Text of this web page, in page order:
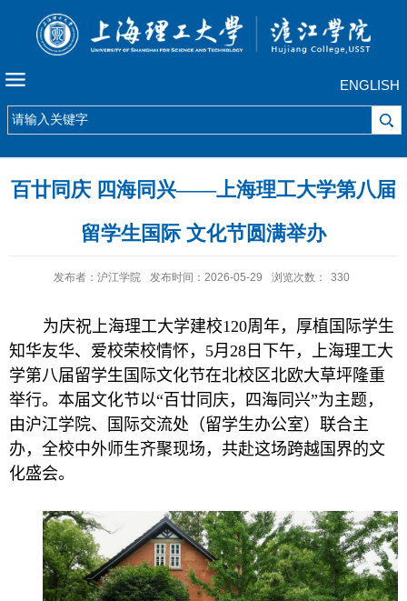
ENGLISH
百廿同庆 四海同兴——上海理工大学第八届
留学生国际 文化节圆满举办
发布者：沪江学院 发布时间：2026-05-29 浏览次数： 330
为庆祝上海理工大学建校120周年，厚植国际学生
知华友华、爱校荣校情怀， 5月 28 日下午，上海理工大
学第八届留学生国际文化节在北校区北欧大草坪隆重
举行。本届文化节以“百廿同庆，四海同兴”为主题，
由沪江学院、国际交流处（留学生办公室）联合主
办，全校中外师生齐聚现场，共赴这场跨越国界的文
化盛会。